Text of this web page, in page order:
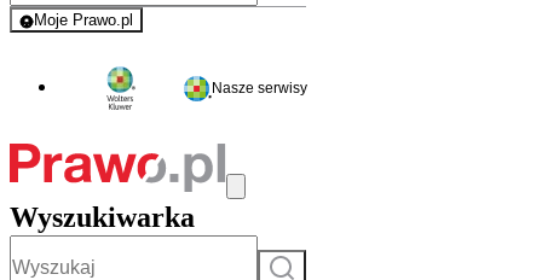
Moje Prawo.pl
- rejestracja i logowanie do serwisu
Nasze serwisy
Wyszukiwarka
Szukaj